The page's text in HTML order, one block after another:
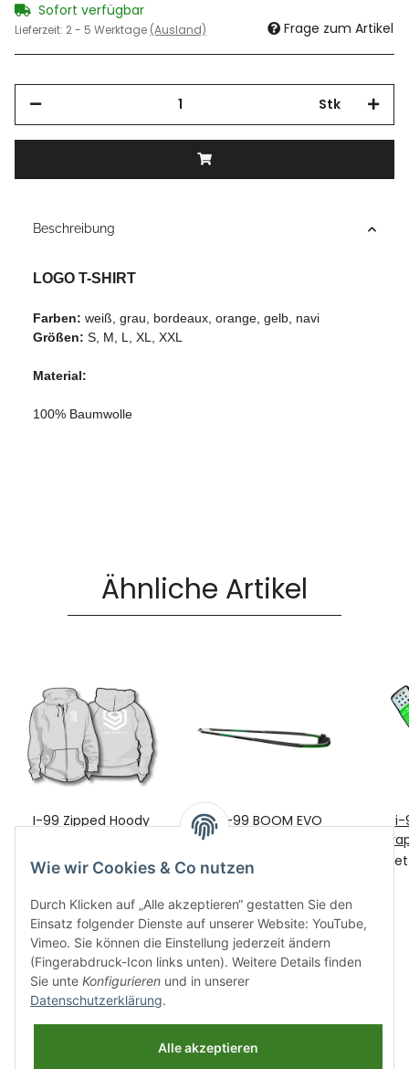
Sofort verfügbar
Lieferzeit: 2 - 5 Werktage (Ausland) Frage zum Artikel
Stk
Beschreibung
LOGO T-SHIRT
Farben: weiß, grau, bordeaux, orange, gelb, navi
Größen: S, M, L, XL, XXL
Material:
100% Baumwolle
Ähnliche Artikel
I-99 Zipped Hoody
99,00 €*
i-99 BOOM EVO
jetzt nur
i-
Wie wir Cookies & Co nutzen
Durch Klicken auf „Alle akzeptieren“ gestatten Sie den
Einsatz folgender Dienste auf unserer Website: YouTube,
Vimeo. Sie können die Einstellung jederzeit ändern
(Fingerabdruck-Icon links unten). Weitere Details finden
Sie unte Konfigurieren und in unserer
Datenschutzerklärung.
Alle akzeptieren